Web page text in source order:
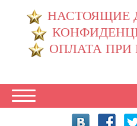
НАСТОЯЩИЕ
ОПЛАТА